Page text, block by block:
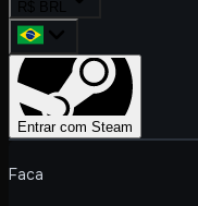
R$ BRL
Entrar com Steam
Faca